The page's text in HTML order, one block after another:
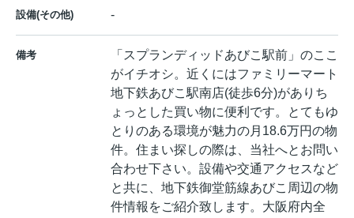
設備(その他) -
備考
「スプランディッドあびこ駅前」のここ
がイチオシ。近くにはファミリーマート
地下鉄あびこ駅南店(徒歩6分)がありち
ょっとした買い物に便利です。とてもゆ
とりのある環境が魅力の月18.6万円の物
件。住まい探しの際は、当社へとお問い
合わせ下さい。設備や交通アクセスなど
と共に、地下鉄御堂筋線あびこ周辺の物
件情報をご紹介致します。大阪府内全